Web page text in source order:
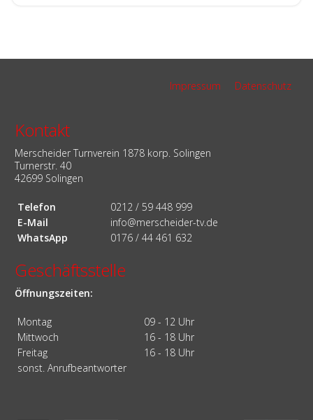
Impressum Datenschutz
Kontakt
Merscheider Turnverein 1878 korp. Solingen
Turnerstr. 40
42699 Solingen
Telefon
0212 / 59 448 999
E-Mail
info@merscheider-tv.de
WhatsApp
0176 / 44 461 632
Geschäftsstelle
Öffnungszeiten:
Montag
09 - 12 Uhr
Mittwoch
16 - 18 Uhr
Freitag
16 - 18 Uhr
sonst. Anrufbeantworter